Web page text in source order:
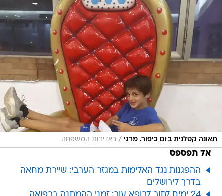
תאונה קטלנית ביום כיפור. מרגי / באדיבות המשפחה
אל תפספס
ההפגנות נגד האלימות במגזר הערבי: שיירת מחאה
בדרך לירושלים
24 ימים לתור לרופא עור: זמני ההמתנה ברפואה